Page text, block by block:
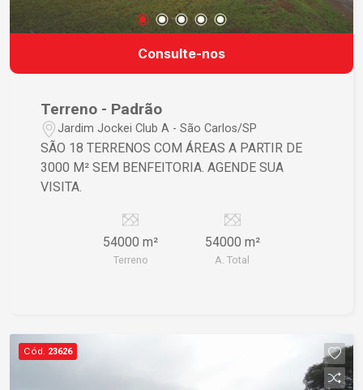
Consulte-nos
Terreno - Padrão
Jardim Jockei Club A - São Carlos/SP
SÃO 18 TERRENOS COM ÁREAS A PARTIR DE
3000 M² SEM BENFEITORIA. AGENDE SUA
VISITA.
54000 m²
Terreno
54000 m²
A. Total
Cód. 23626